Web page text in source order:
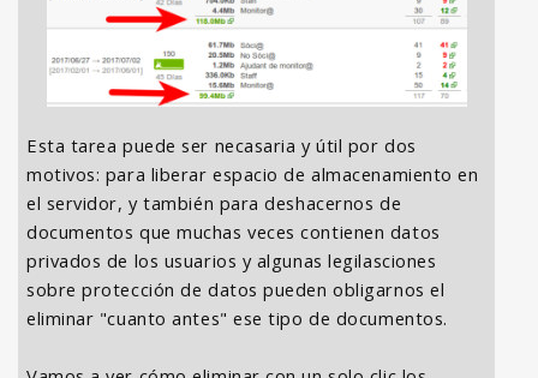
Esta tarea puede ser necasaria y útil por dos
motivos: para liberar espacio de almacenamiento en
el servidor, y también para deshacernos de
documentos que muchas veces contienen datos
privados de los usuarios y algunas legilasciones
sobre protección de datos pueden obligarnos el
eliminar "cuanto antes" ese tipo de documentos.